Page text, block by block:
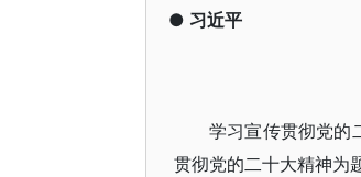
● 习近平
学习宣传贯彻党的
贯彻党的二十大精神为